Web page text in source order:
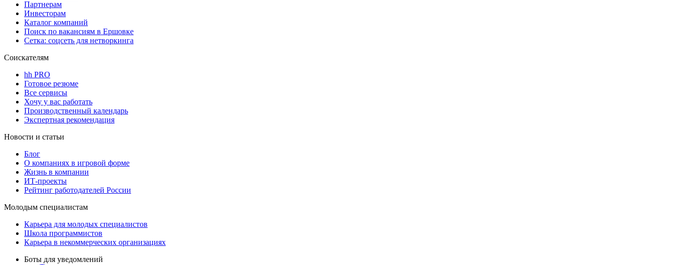
Партнерам
Инвесторам
Каталог компаний
Поиск по вакансиям в Ершовке
Сетка: соцсеть для нетворкинга
Соискателям
hh PRO
Готовое резюме
Все сервисы
Хочу у вас работать
Производственный календарь
Экспертная рекомендация
Новости и статьи
Блог
О компаниях в игровой форме
Жизнь в компании
ИТ-проекты
Рейтинг работодателей России
Молодым специалистам
Карьера для молодых специалистов
Школа программистов
Карьера в некоммерческих организациях
Боты для уведомлений